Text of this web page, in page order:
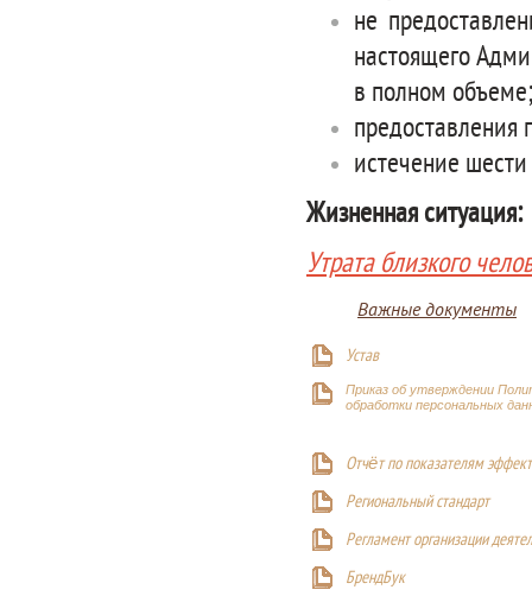
не
настоящего
в полном объеме;
истечение
Жизненная ситуация:
Утрата близкого
Важные документы
Устав
Приказ об утверждении
обработки персональных
Отчёт по показателям
Региональный стандарт
Регламент организации
БрендБук